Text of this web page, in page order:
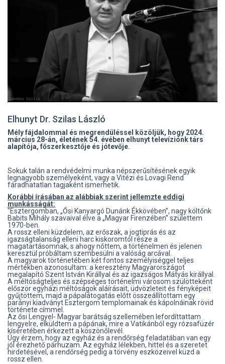
Elhunyt Dr. Szilas László
Mély fájdalommal és megrendüléssel közöljük, hogy 2024.
március 28-án, életének 54. évében elhunyt televíziónk társ
alapítója, főszerkesztője és jótevője.
Sokuk talán a rendvédelmi munka népszerűsítésének egyik
legnagyobb személyeként, vagy a Vitézi és Lovagi Rend
fáradhatatlan tagjaként ismerhetik.
Korábbi írásában az alábbiak szerint jellemzte eddigi
munkásságát:
"Esztergomban, „Ősi Kanyargó Dunánk Ékkövében”, nagy költőnk
Babits Mihály szavaival élve a „Magyar Firenzében” születtem
1970-ben.
A rossz elleni küzdelem, az erőszak, a jogtiprás és az
igazságtalanság elleni harc kiskoromtól része a
magatartásomnak, s ahogy nőttem, a történelmen és jelenen
keresztül próbáltam szembesülni a valóság arcával.
A magyarok történetében két fontos személyiséggel teljes
mértékben azonosultam: a keresztény Magyarországot
megalapító Szent István Királlyal és az igazságos Mátyás királlyal.
A méltóságteljes és szépséges történelmi városom szülötteként
először egyházi méltóságok aláírásait, üdvözleteit és fényképeit
gyűjtöttem, majd a pápalátogatás előtt összeállítottam egy
parányi kiadványt Esztergom templomainak és kápolnáinak rövid
története címmel.
Az ősi Lengyel- Magyar barátság szellemében lefordíttattam
lengyelre, elküldtem a pápának, mire a Vatikánból egy rózsafüzér
kíséretében érkezett a köszönőlevél.
Úgy érzem, hogy az egyház és a rendőrség feladatában van egy
jól érezhető párhuzam. Az egyház lélekben, hittel és a szeretet
hirdetésével, a rendőrség pedig a törvény eszközeivel küzd a
rossz ellen.